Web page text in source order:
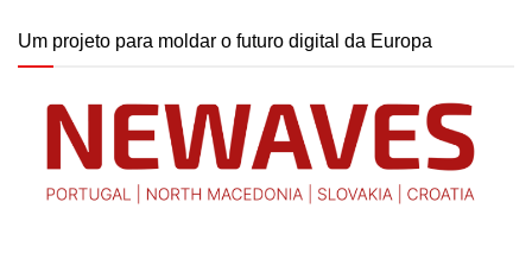
Um projeto para moldar o futuro digital da Europa